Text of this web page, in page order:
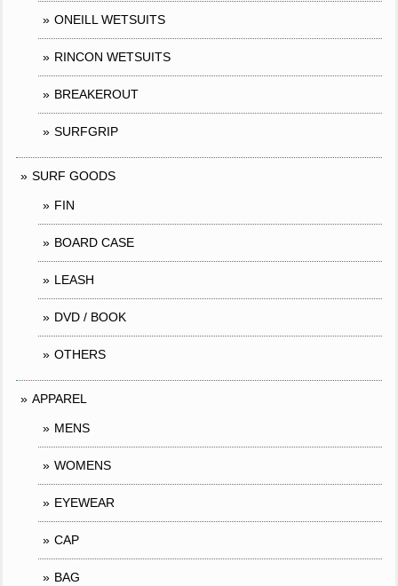
ONEILL WETSUITS
RINCON WETSUITS
BREAKEROUT
SURFGRIP
SURF GOODS
FIN
BOARD CASE
LEASH
DVD / BOOK
OTHERS
APPAREL
MENS
WOMENS
EYEWEAR
CAP
BAG